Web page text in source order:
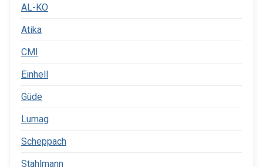
AL-KO
Atika
CMI
Einhell
Güde
Lumag
Scheppach
Stahlmann